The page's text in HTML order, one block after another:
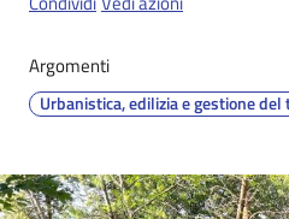
Seguici
su
Argomenti
Urbanistica, edilizia e gestione